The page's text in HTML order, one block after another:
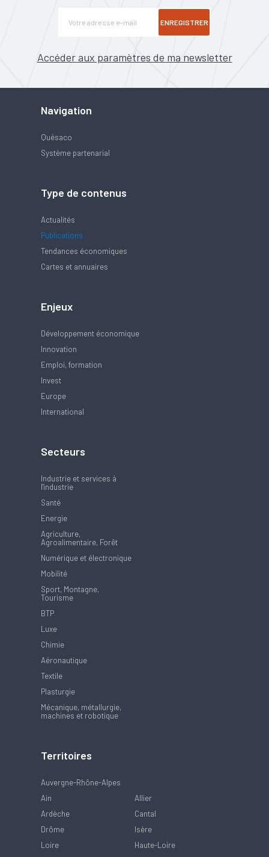
ENREGISTRER
Accéder aux paramètres de ma newsletter
Navigation
Quésaco
Système partenarial
Type de contenus
Actualités
Publications
Tendances économiques
Cartes et annuaires
Enjeux
Développement économique
Innovation
Emploi, formation
Invest
Europe
International
Secteurs
Industrie et services à
l'industrie
Santé
Energie
Agriculture,
Agroalimentaire, Forêt
Numérique et électronique
Mobilité
Sport, Montagne,
Tourisme
BTP
Luxe
Chimie
Aéronautique
Textile
Plasturgie
Mécanique, métallurgie,
machines et robotique
Territoires
Auvergne-Rhône-Alpes
Ain
Allier
Ardèche
Cantal
Drôme
Isère
Loire
Haute-Loire